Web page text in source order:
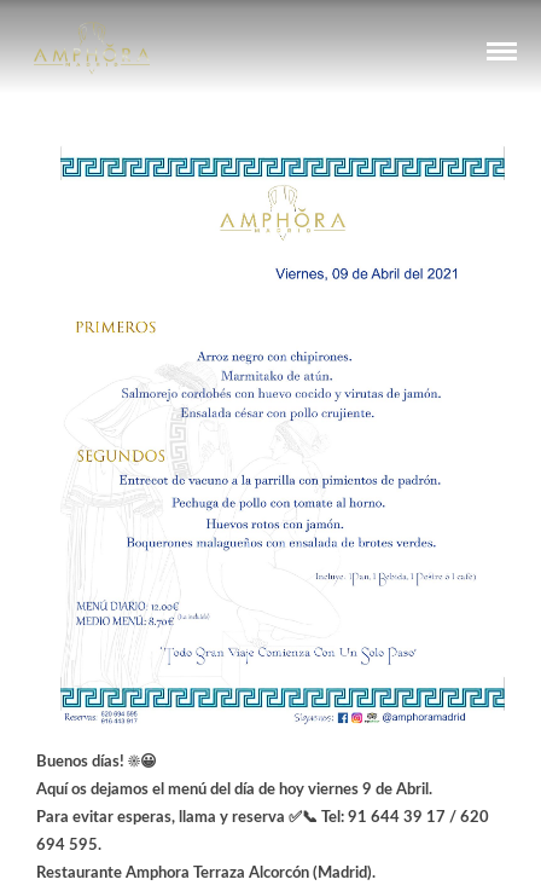
Buenos días! ☀️😀
Aquí os dejamos el menú del día de hoy viernes 9 de Abril.
Para evitar esperas, llama y reserva ✅📞 Tel: 91 644 39 17 / 620
694 595.
Restaurante Amphora Terraza Alcorcón (Madrid).